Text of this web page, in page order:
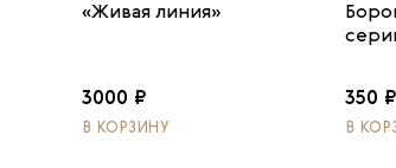
«Живая линия»
3000 ₽
В КОРЗИНУ
350 ₽
В